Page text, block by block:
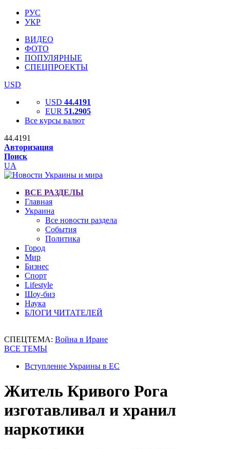
РУС
УКР
ВИДЕО
ФОТО
ПОПУЛЯРНЫЕ
СПЕЦПРОЕКТЫ
USD
USD 44.4191
EUR 51.2905
Все курсы валют
44.4191
Авторизация
Поиск
UA
ВСЕ РАЗДЕЛЫ
Главная
Украина
Все новости раздела
События
Политика
Город
Мир
Бизнес
Спорт
Lifestyle
Шоу-биз
Наука
БЛОГИ ЧИТАТЕЛЕЙ
СПЕЦТЕМА: Война в Иране
ВСЕ ТЕМЫ
Вступление Украины в ЕС
Житель Кривого Рога
изготавливал и хранил
наркотики